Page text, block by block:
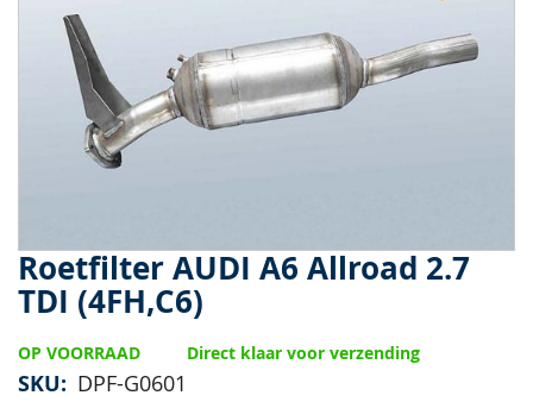
Roetfilter AUDI A6 Allroad 2.7
TDI (4FH,C6)
OP VOORRAAD
SKU DPF-G0601
Direct klaar voor verzending
afbeeldingen-
Ga
naar
het
van
de